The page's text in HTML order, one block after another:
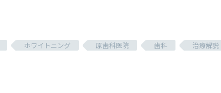
ホワイトニング 原歯科医院 歯科 治療解説